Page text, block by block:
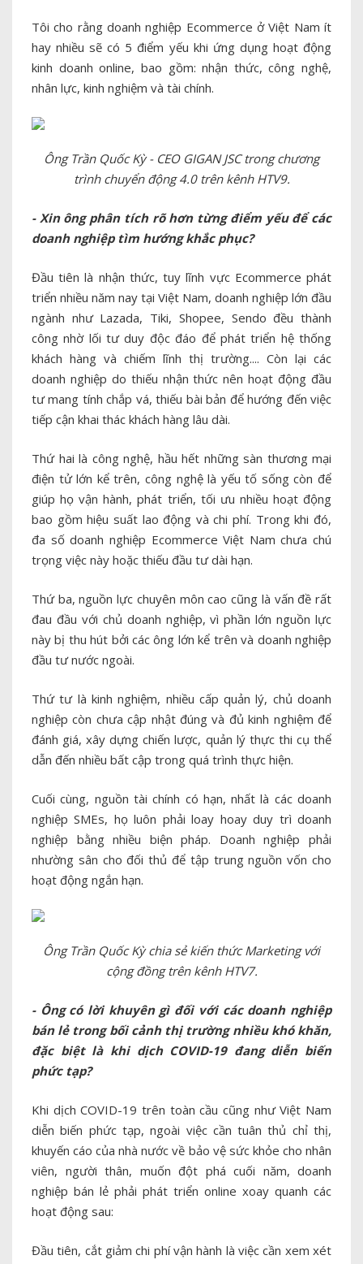
Tôi cho rằng doanh nghiệp Ecommerce ở Việt Nam ít
hay nhiều sẽ có 5 điểm yếu khi ứng dụng hoạt động
kinh doanh online, bao gồm: nhận thức, công nghệ,
nhân lực, kinh nghiệm và tài chính.
Ông Trần Quốc Kỳ - CEO GIGAN JSC trong chương
trình chuyển động 4.0 trên kênh HTV9.
- Xin ông phân tích rõ hơn từng điểm yếu để các
doanh nghiệp tìm hướng khắc phục?
Đầu tiên là nhận thức, tuy lĩnh vực Ecommerce phát
triển nhiều năm nay tại Việt Nam, doanh nghiệp lớn đầu
ngành như Lazada, Tiki, Shopee, Sendo đều thành
công nhờ lối tư duy độc đáo để phát triển hệ thống
khách hàng và chiếm lĩnh thị trường.... Còn lại các
doanh nghiệp do thiếu nhận thức nên hoạt động đầu
tư mang tính chắp vá, thiếu bài bản để hướng đến việc
tiếp cận khai thác khách hàng lâu dài.
Thứ hai là công nghệ, hầu hết những sàn thương mại
điện tử lớn kể trên, công nghệ là yếu tố sống còn để
giúp họ vận hành, phát triển, tối ưu nhiều hoạt động
bao gồm hiệu suất lao động và chi phí. Trong khi đó,
đa số doanh nghiệp Ecommerce Việt Nam chưa chú
trọng việc này hoặc thiếu đầu tư dài hạn.
Thứ ba, nguồn lực chuyên môn cao cũng là vấn đề rất
đau đầu với chủ doanh nghiệp, vì phần lớn nguồn lực
này bị thu hút bởi các ông lớn kể trên và doanh nghiệp
đầu tư nước ngoài.
Thứ tư là kinh nghiệm, nhiều cấp quản lý, chủ doanh
nghiệp còn chưa cập nhật đúng và đủ kinh nghiệm để
đánh giá, xây dựng chiến lược, quản lý thực thi cụ thể
dẫn đến nhiều bất cập trong quá trình thực hiện.
Cuối cùng, nguồn tài chính có hạn, nhất là các doanh
nghiệp SMEs, họ luôn phải loay hoay duy trì doanh
nghiệp bằng nhiều biện pháp. Doanh nghiệp phải
nhường sân cho đối thủ để tập trung nguồn vốn cho
hoạt động ngắn hạn.
Ông Trần Quốc Kỳ chia sẻ kiến thức Marketing với
cộng đồng trên kênh HTV7.
- Ông có lời khuyên gì đối với các doanh nghiệp
bán lẻ trong bối cảnh thị trường nhiều khó khăn,
đặc biệt là khi dịch COVID-19 đang diễn biến
phức tạp?
Khi dịch COVID-19 trên toàn cầu cũng như Việt Nam
diễn biến phức tạp, ngoài việc cần tuân thủ chỉ thị,
khuyến cáo của nhà nước về bảo vệ sức khỏe cho nhân
viên, người thân, muốn đột phá cuối năm, doanh
nghiệp bán lẻ phải phát triển online xoay quanh các
hoạt động sau:
Đầu tiên, cắt giảm chi phí vận hành là việc cần xem xét